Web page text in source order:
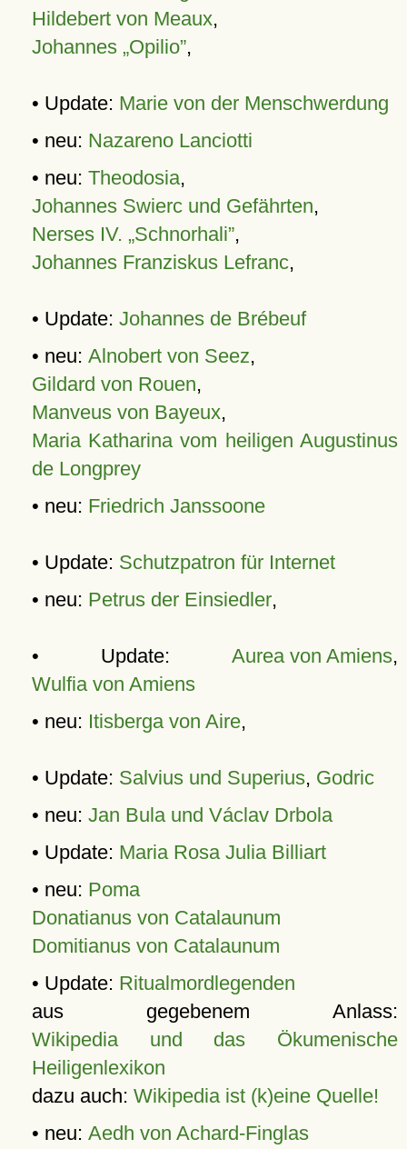
Hildebert von Meaux,
Johannes „Opilio”,
• Update: Marie von der Menschwerdung
• neu: Nazareno Lanciotti
• neu: Theodosia,
Johannes Swierc und Gefährten,
Nerses IV. „Schnorhali”,
Johannes Franziskus Lefranc,
• Update: Johannes de Brébeuf
• neu: Alnobert von Seez,
Gildard von Rouen,
Manveus von Bayeux,
Maria Katharina vom heiligen Augustinus
de Longprey
• neu: Friedrich Janssoone
• Update: Schutzpatron für Internet
• neu: Petrus der Einsiedler,
• Update: Aurea von Amiens,
Wulfia von Amiens
• neu: Itisberga von Aire,
• Update: Salvius und Superius, Godric
• neu: Jan Bula und Václav Drbola
• Update: Maria Rosa Julia Billiart
• neu: Poma
Donatianus von Catalaunum
Domitianus von Catalaunum
• Update: Ritualmordlegenden
aus gegebenem Anlass:
Wikipedia und das Ökumenische
Heiligenlexikon
dazu auch: Wikipedia ist (k)eine Quelle!
• neu: Aedh von Achard-Finglas